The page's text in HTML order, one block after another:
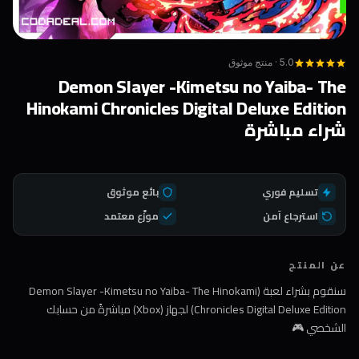
5.0 · منتج موثوق
Demon Slayer -Kimetsu no Yaiba- The
Hinokami Chronicles Digital Deluxe Edition
شراء مباشرة
تسليم فوري
بائع موثوق
استرجاع آمن
موزّع معتمد
عن المنتج
سنقوم بشراء لعبة (Demon Slayer -Kimetsu no Yaiba- The Hinokami
Chronicles Digital Deluxe Edition) لجهاز (Xbox) مباشرةً من حسابك
الشخصي 🎮